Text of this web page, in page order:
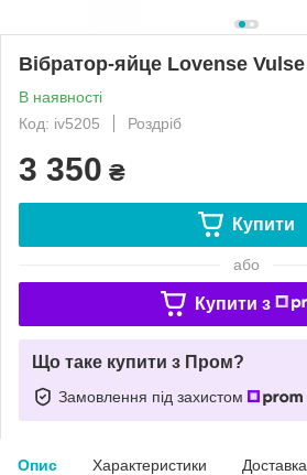
Вібратор-яйце Lovense Vulse
В наявності
Код: iv5205
Роздріб
3 350 ₴
Купити
або
Купити з
Що таке купити з Пром?
Замовлення під захистом
Опис Характеристики Доставка